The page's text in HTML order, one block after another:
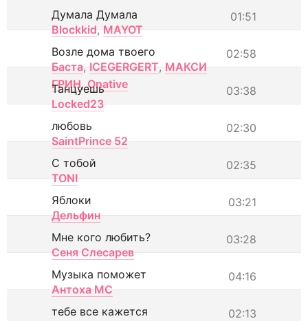
01:51
Думала Думала
Blockkid, MAYOT
02:58
Возле дома твоего
Баста, ICEGERGERT, МАКСИ
ГРИН, Onative 03:38
Танцуешь
Locked23
02:30
любовь
SaintPrince 52
02:35
С тобой
TONI
03:21
Яблоки
Дельфин
03:28
Мне кого любить?
Сеня Слесарев
04:16
Музыка поможет
Антоха МС
02:13
тебе все кажется